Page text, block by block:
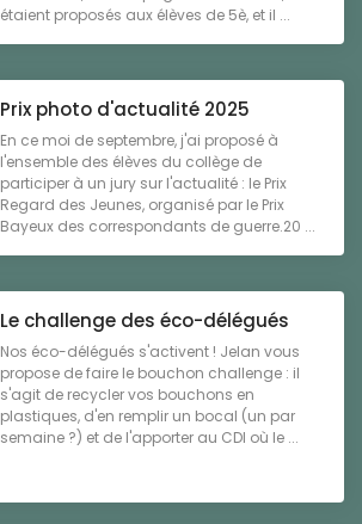
étaient proposés aux élèves de 5è, et il ...
Prix photo d'actualité 2025
En ce moi de septembre, j'ai proposé à
l'ensemble des élèves du collège de
participer à un jury sur l'actualité : le Prix
Regard des Jeunes, organisé par le Prix
Bayeux des correspondants de guerre.20 ...
Le challenge des éco-délégués
Nos éco-délégués s'activent ! Jelan vous
propose de faire le bouchon challenge : il
s'agit de recycler vos bouchons en
plastiques, d'en remplir un bocal (un par
semaine ?) et de l'apporter au CDI où le ...